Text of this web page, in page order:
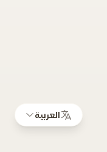
العربية